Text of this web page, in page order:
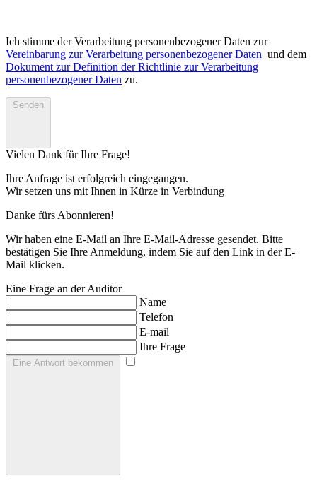
Ich stimme der Verarbeitung personenbezogener Daten zur
Vereinbarung zur Verarbeitung personenbezogener Daten und dem
Dokument zur Definition der Richtlinie zur Verarbeitung
personenbezogener Daten zu.
Senden
Vielen Dank für Ihre Frage!
Ihre Anfrage ist erfolgreich eingegangen.
Wir setzen uns mit Ihnen in Kürze in Verbindung
Danke fürs Abonnieren!
Wir haben eine E-Mail an Ihre E-Mail-Adresse gesendet. Bitte
bestätigen Sie Ihre Anmeldung, indem Sie auf den Link in der E-
Mail klicken.
Eine Frage an der Auditor
Name
Telefon
E-mail
Ihre Frage
Eine Antwort bekommen